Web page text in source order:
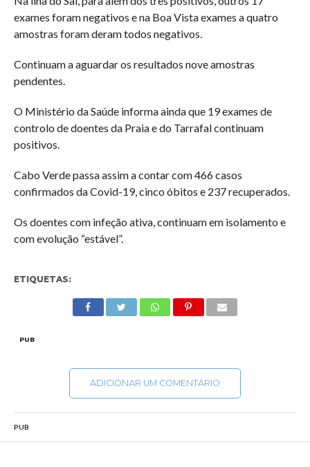
exames foram negativos e na Boa Vista exames a quatro
amostras foram deram todos negativos.
Continuam a aguardar os resultados nove amostras
pendentes.
O Ministério da Saúde informa ainda que 19 exames de
controlo de doentes da Praia e do Tarrafal continuam
positivos.
Cabo Verde passa assim a contar com 466 casos
confirmados da Covid-19, cinco óbitos e 237 recuperados.
Os doentes com infeção ativa, continuam em isolamento e
com evolução “estável”.
ETIQUETAS:
PUB
ADICIONAR UM COMENTÁRIO
PUB